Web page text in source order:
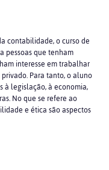
contabilidade, o curso de
pessoas que tenham
interesse em trabalhar
Para tanto, o aluno
à legislação, à economia,
No que se refere ao
e ética são aspectos